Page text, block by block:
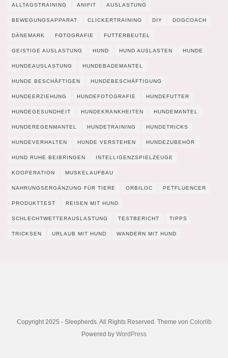
ALLTAGSTRAINING ANIFIT AUSLASTUNG
BEWEGUNGSAPPARAT CLICKERTRAINING DIY DOGCOACH
DÄNEMARK FOTOGRAFIE FUTTERBEUTEL
GEISTIGE AUSLASTUNG HUND HUND AUSLASTEN HUNDE
HUNDEAUSLASTUNG HUNDEBADEMANTEL
HUNDE BESCHÄFTIGEN HUNDEBESCHÄFTIGUNG
HUNDEERZIEHUNG HUNDEFOTOGRAFIE HUNDEFUTTER
HUNDEGESUNDHEIT HUNDEKRANKHEITEN HUNDEMANTEL
HUNDEREGENMANTEL HUNDETRAINING HUNDETRICKS
HUNDEVERHALTEN HUNDE VERSTEHEN HUNDEZUBEHÖR
HUND RUHE BEIBRINGEN INTELLIGENZSPIELZEUGE
KOOPERATION MUSKELAUFBAU
NAHRUNGSERGÄNZUNG FÜR TIERE ORBILOC PETFLUENCER
PRODUKTTEST REISEN MIT HUND
SCHLECHTWETTERAUSLASTUNG TESTBERICHT TIPPS
TRICKSEN URLAUB MIT HUND WANDERN MIT HUND
Copyright 2025 - Sleepherds. All Rights Reserved. Theme von Colorlib
Powered by WordPress